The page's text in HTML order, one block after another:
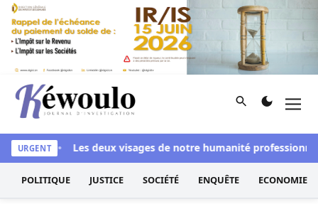
Aller au contenu
Kéwoulo, le premier site d'information et d'investigation
Rechercher
URGENT
blanchi Les deux visages de notre humanité
POLITIQUE JUSTICE SOCIÉTÉ ENQUÊTE ECONOMIE